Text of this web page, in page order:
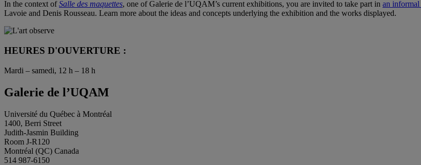
In the context ofSalle des maquettes, one of Galerie de l’UQAM’s current exhibitions, you are invited to take part in an informal
Lavoie and Denis Rousseau. Learn more about the ideas and concepts underlying the exhibition and the works displayed.
HEURES D'OUVERTURE :
Mardi – samedi, 12 h – 18 h
Galerie de l’UQAM
Université du Québec à Montréal
1400, Berri Street
Judith-Jasmin Building
Room J-R120
Montréal (QC) Canada
514 987-6150